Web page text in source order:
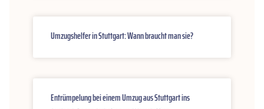
Umzugshelfer in Stuttgart: Wann braucht man sie?
Entrümpelung bei einem Umzug aus Stuttgart ins